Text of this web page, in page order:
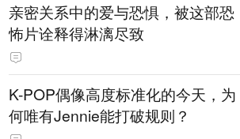
亲密关系中的爱与恐惧，被这部恐
怖片诠释得淋漓尽致
K-POP偶像高度标准化的今天，为
何唯有Jennie能打破规则？